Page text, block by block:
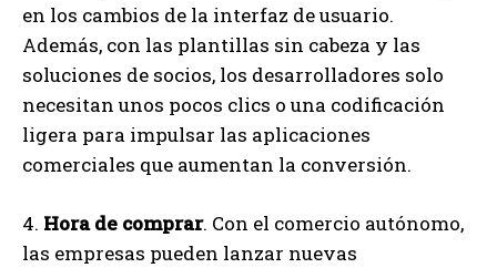
en los cambios de la interfaz de usuario.
Además, con las plantillas sin cabeza y las
soluciones de socios, los desarrolladores solo
necesitan unos pocos clics o una codificación
ligera para impulsar las aplicaciones
comerciales que aumentan la conversión.
4. Hora de comprar. Con el comercio autónomo,
las empresas pueden lanzar nuevas